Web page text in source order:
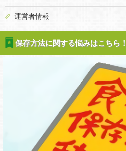
運営者情報
保存方法に関する悩みはこちら！